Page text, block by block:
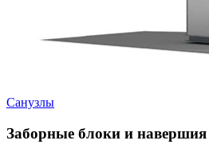
Санузлы
Заборные блоки и навершия